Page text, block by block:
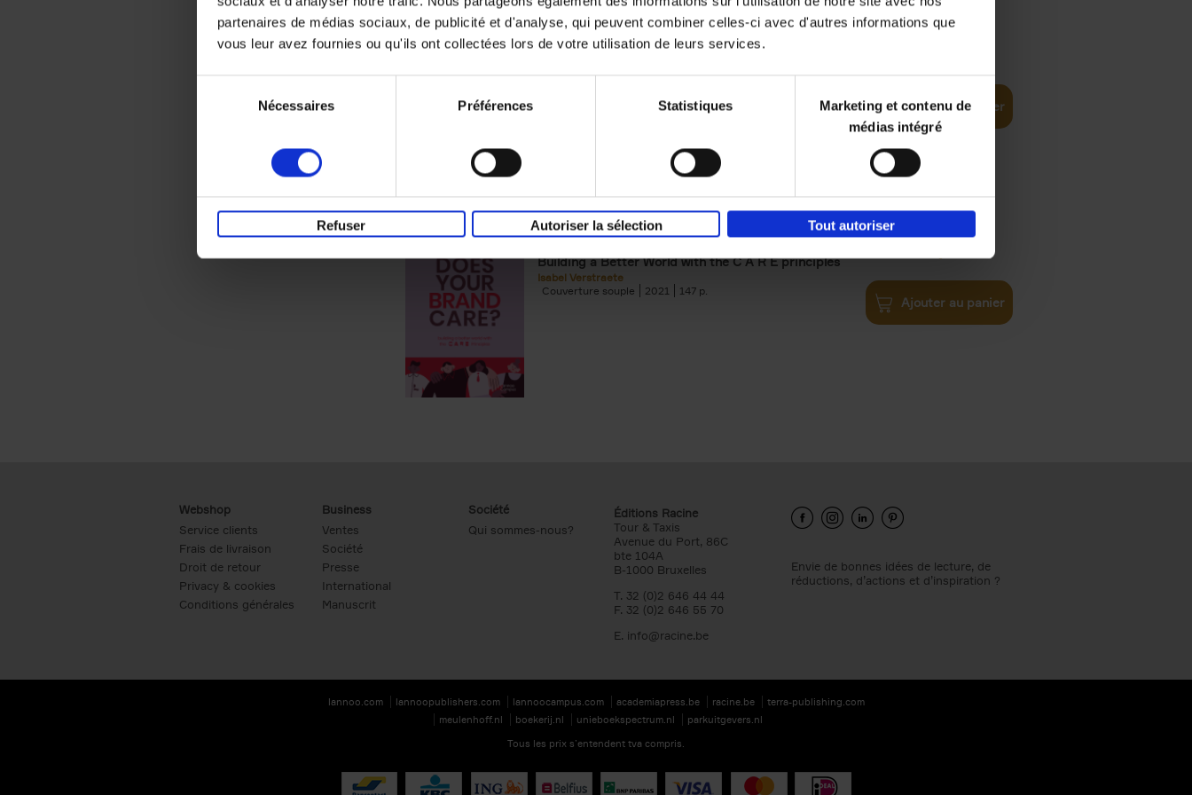
partenaires de médias sociaux, de publicité et d'analyse, qui peuvent combiner celles-ci avec d'autres informations que
vous leur avez fournies ou qu'ils ont collectées lors de votre utilisation de leurs services.
Nécessaires Préférences Statistiques
Marketing et contenu de
médias intégré
Refuser Autoriser la sélection Tout autoriser
Digital marketing like a PRO -
completely revised edition
Ajouter au panier
Does Your Brand Care?
Building a Better World with the C A R E principles
Isabel Verstraete
Couverture souple
2021 147
€34,99
Ajouter au panier
Webshop
Service clients
Frais de livraison
Droit de retour
Privacy & cookies
Conditions générales
Business
Ventes
Société
Presse
International
Manuscrit
Société
Qui sommes-nous?
Éditions Racine
Tour & Taxis
Avenue du Port, 86C
bte 104A
B-1000 Bruxelles
T. 32 (0)2 646 44 44
F. 32 (0)2 646 55 70
E. info@racine.be
Envie de bonnes idées de lecture, de
réductions, d’actions et d’inspiration ?
lannoo.com lannoopublishers.com lannoocampus.com academiapress.be racine.be
terra-publishing.com
meulenhoff.nl
boekerij.nl unieboekspectrum.nl
parkuitgevers.nl
Tous les prix s’entendent tva compris.